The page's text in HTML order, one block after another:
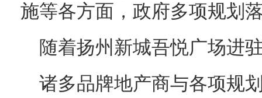
施等各方面，政府多项规划
随着扬州新城吾悦广场进
诸多品牌地产商与各项规